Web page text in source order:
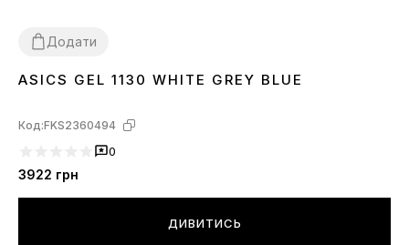
Додати
37 38394041
ASICS GEL 1130 WHITE GREY BLUE
Код:FKS2360494
0
3922 грн
ДИВИТИСЬ